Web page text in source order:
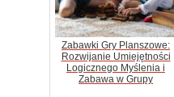
Zabawki Gry Planszowe:
Rozwijanie Umiejętności
Logicznego Myślenia i
Zabawa w Grupy